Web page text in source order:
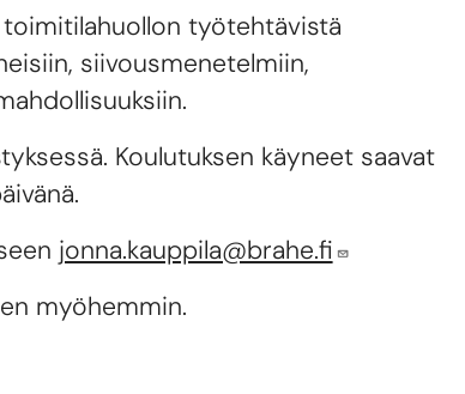
työtehtävistä
siivousmenetelmiin,
Koulutuksen käyneet saavat
jonna.kauppila@brahe.fi
myöhemmin.